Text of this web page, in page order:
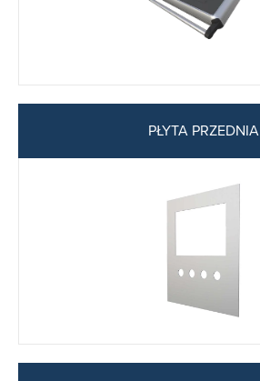
PŁYTA PRZEDNIA